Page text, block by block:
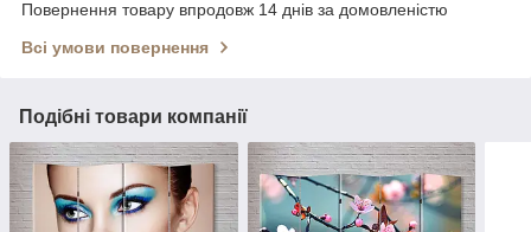
Повернення товару впродовж 14 днів за домовленістю
Всі умови повернення
Подібні товари компанії